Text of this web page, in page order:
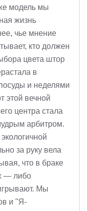
модель мы
жизнь
чье мнение
кто должен
цвета штор
в
и неделями
этой вечной
центра стала
арбитром.
за руку вела
что в браке
— либо
Мы
и "Я-